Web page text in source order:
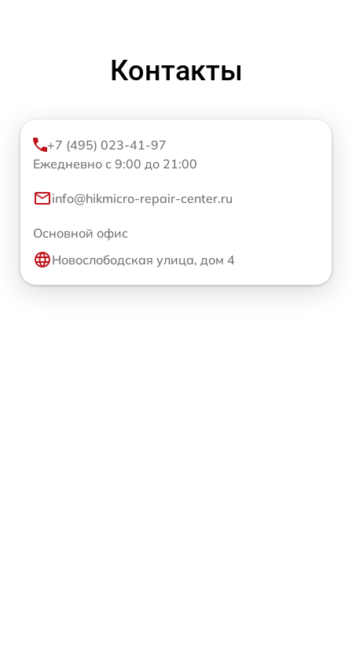
Контакты
+7 (495) 023-41-97
Ежедневно с 9:00 до 21:00
info@hikmicro-repair-center.ru
Основной офис
Новослободская улица, дом 4